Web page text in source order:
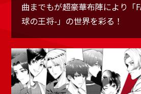
曲までもが超豪華布陣により「
球の王将-」の世界を彩る！